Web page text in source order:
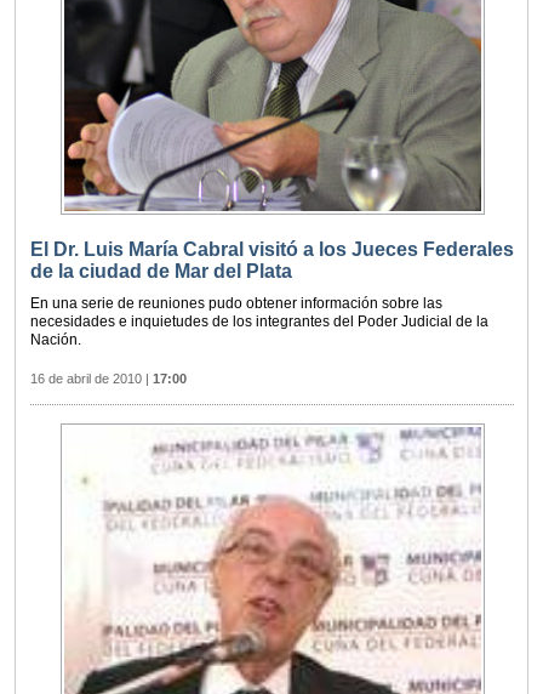
El Dr. Luis María Cabral visitó a los Jueces Federales
de la ciudad de Mar del Plata
En una serie de reuniones pudo obtener información sobre las
necesidades e inquietudes de los integrantes del Poder Judicial de la
Nación.
16 de abril de 2010 | 17:00